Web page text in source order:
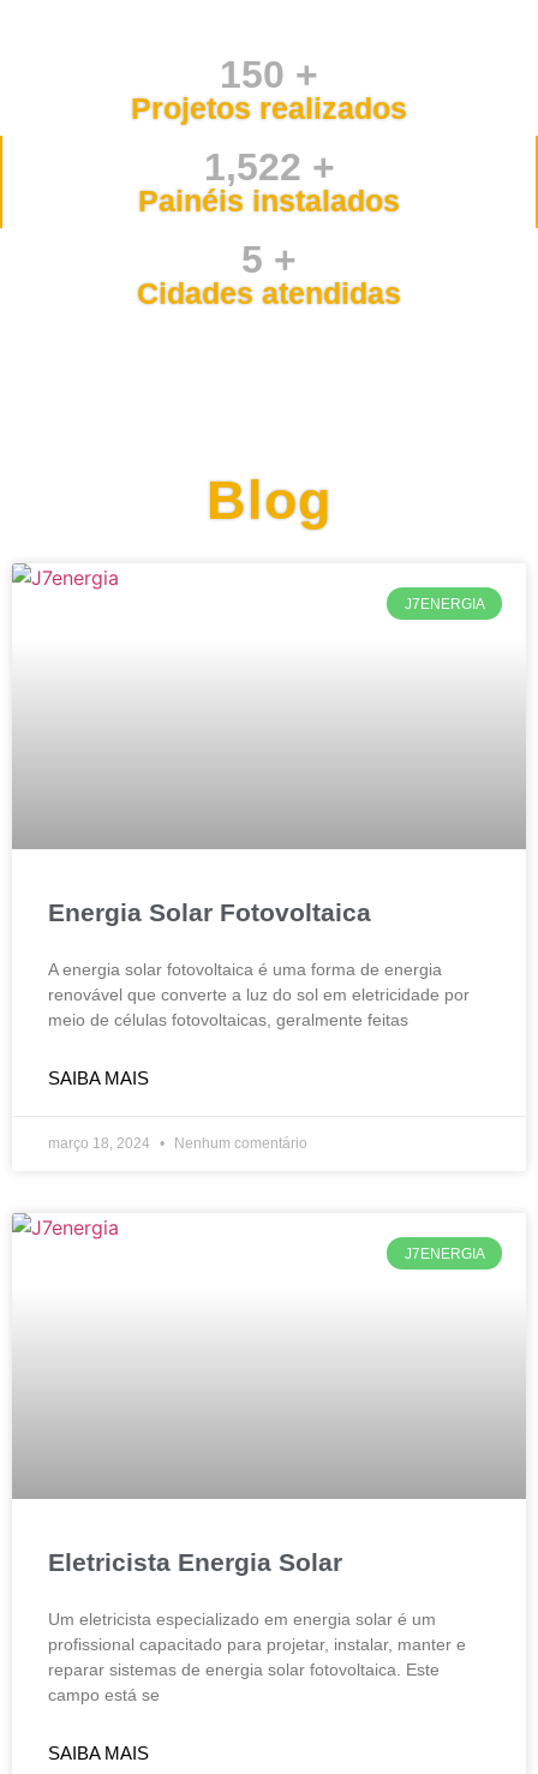
150 +
Projetos realizados
1,522 +
Painéis instalados
5 +
Cidades atendidas
Blog
J7ENERGIA
Energia Solar Fotovoltaica
A energia solar fotovoltaica é uma forma de energia
renovável que converte a luz do sol em eletricidade por
meio de células fotovoltaicas, geralmente feitas
SAIBA MAIS
março 18, 2024 Nenhum comentário
J7ENERGIA
Eletricista Energia Solar
Um eletricista especializado em energia solar é um
profissional capacitado para projetar, instalar, manter e
reparar sistemas de energia solar fotovoltaica. Este
campo está se
SAIBA MAIS